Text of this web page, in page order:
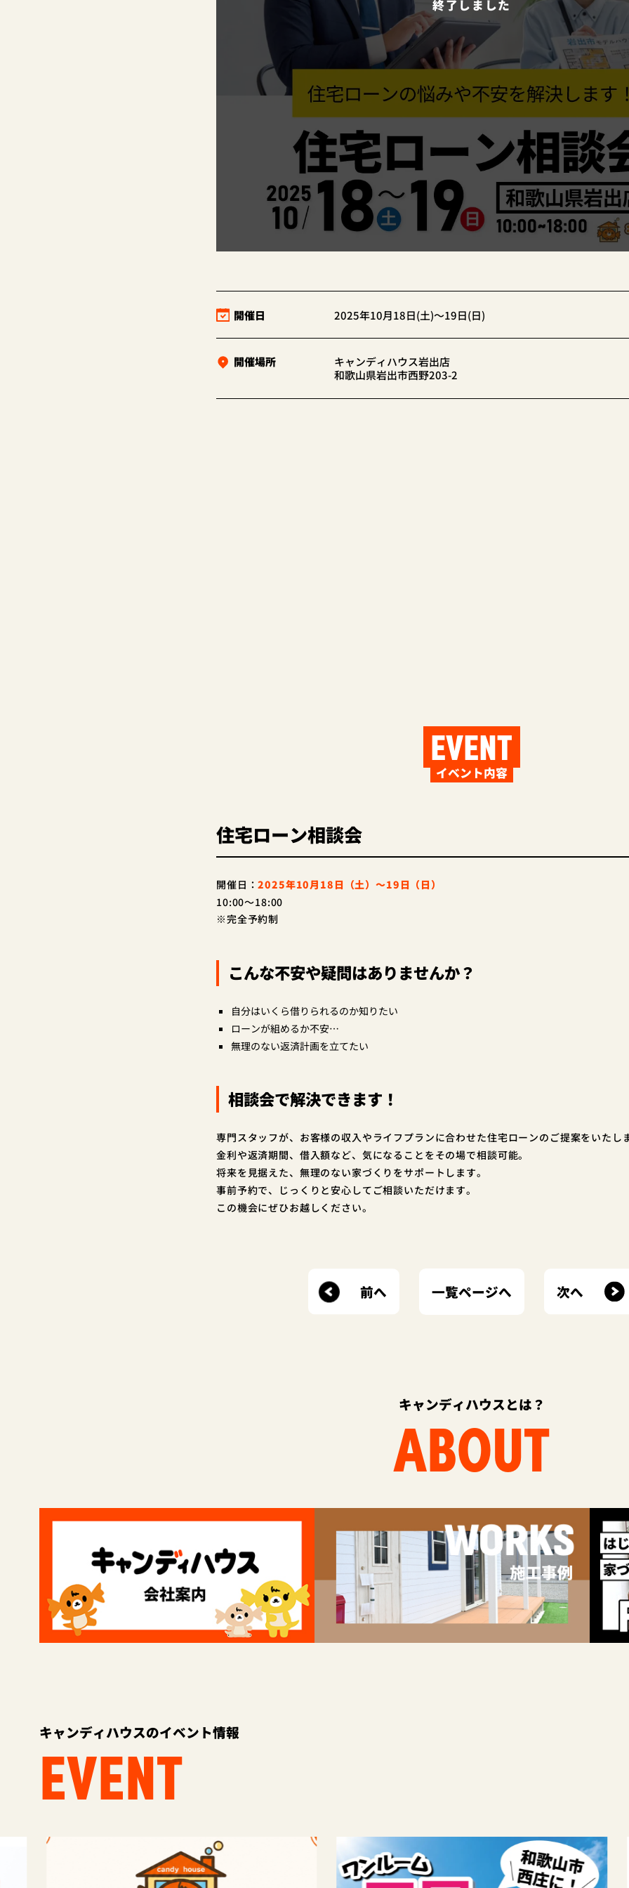
終了しました
開催日 2025年10月18日(土)～19日(日)
開催場所
キャンディハウス岩出店
和歌山県岩出市西野203-2
EVENT
イベント内容
住宅ローン相談会
開催日：2025年10月18日（土）～19 日（日）
10:00～18:00
※完全予約制
こんな不安や疑問はありませんか？
自分はいくら借りられるのか知りたい
ローンが組めるか不安…
無理のない返済計画を立てたい
相談会で解決できます！
専門スタッフが、お客様の収入やライフプランに合わせた住宅ローンのご提案をいたし
金利や返済期間、借入額など、気になることをその場で相談可能。
将来を見据えた、無理のない家づくりをサポートします。
事前予約で、じっくりと安心してご相談いただけます。
この機会にぜひお越しください。
前へ 一覧ページへ 次へ
キャンディハウスとは？
ABOUT
キャンディハウスのイベント情報
EVENT